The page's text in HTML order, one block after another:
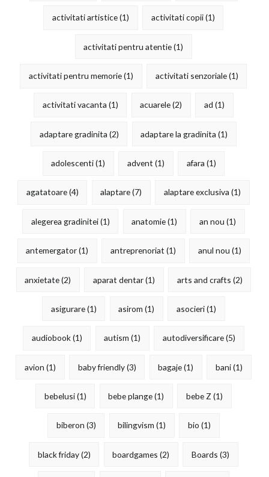
activitati artistice(1) activitati copii(1)
activitati pentru atentie(1)
activitati pentru memorie(1) activitati senzoriale(1)
activitati vacanta (1) acuarele(2) ad (1)
adaptare gradinita (2) adaptare la gradinita (1)
adolescenti(1) advent (1) afara (1)
agatatoare(4) alaptare(7) alaptare exclusiva (1)
alegerea gradinitei(1) anatomie(1) an nou (1)
antemergator(1) antreprenoriat (1) anul nou (1)
anxietate(2) aparat dentar(1) arts and crafts (2)
asigurare(1) asirom (1) asocieri(1)
audiobook(1) autism (1) autodiversificare(5)
avion (1) baby friendly(3) bagaje(1) bani(1)
bebelusi(1) bebe plange(1) bebe Z (1)
biberon (3) bilingvism (1) bio (1)
black friday(2) boardgames (2) Boards (3)